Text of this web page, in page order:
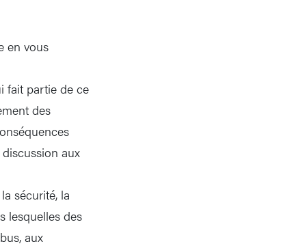
en vous
fait partie de ce
des
aux
sécurité, la
lesquelles des
aux